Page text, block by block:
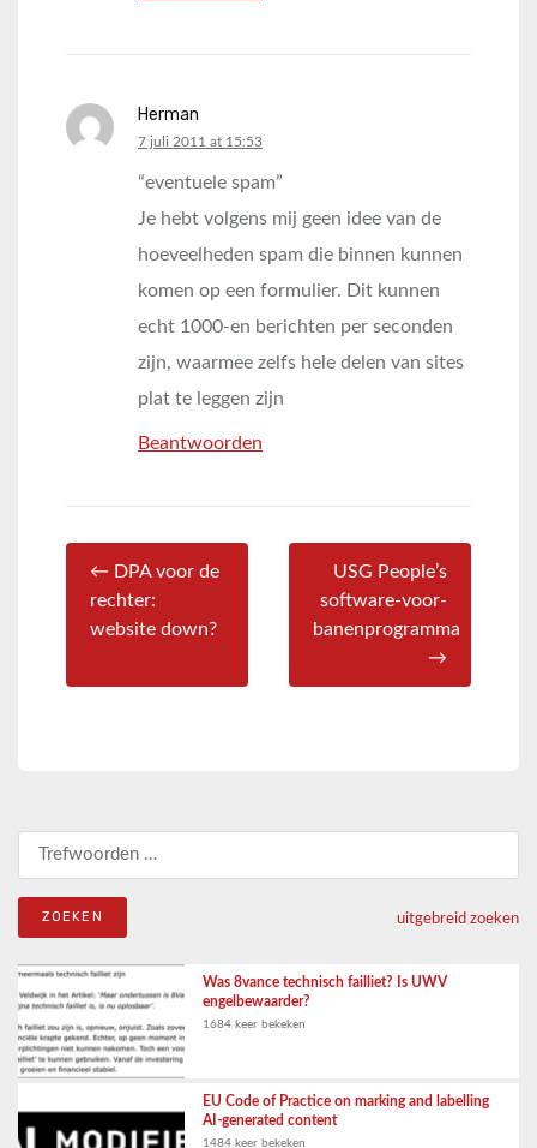
Herman
says:
7 juli 2011 at 15:53
“eventuele spam”
Je hebt volgens mij geen idee van de
hoeveelheden spam die binnen kunnen
komen op een formulier. Dit kunnen
echt 1000-en berichten per seconden
zijn, waarmee zelfs hele delen van sites
plat te leggen zijn
Beantwoorden
← DPA voor de
rechter:
website down?
USG People’s
software-voor-
banenprogramma
→
uitgebreid zoeken
Was 8vance technisch failliet? Is UWV
engelbewaarder?
1684 keer bekeken
EU Code of Practice on marking and labelling
AI-generated content
1484 keer bekeken